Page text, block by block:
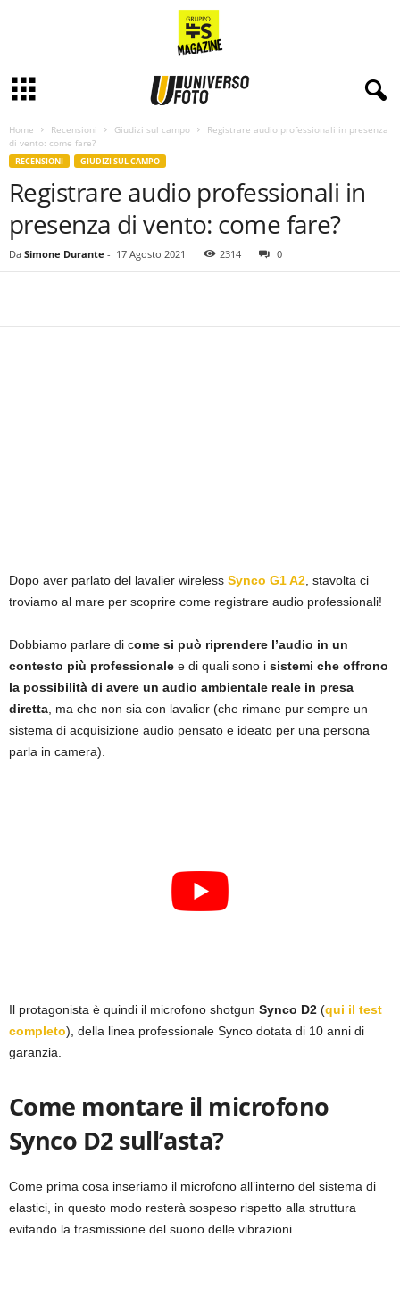
Home Recensioni Giudizi sul campo
Registrare audio professionali in presenza
di vento: come fare?
RECENSIONI GIUDIZI SUL CAMPO
Registrare audio professionali in
presenza di vento: come fare?
Da Simone Durante - 17 Agosto 2021 2314 0
Dopo aver parlato del lavalier wireless Synco G1 A2, stavolta ci
troviamo al mare per scoprire come registrare audio professionali!
Dobbiamo parlare di come si può riprendere l’audio in un
contesto più professionale e di quali sono i sistemi che offrono
la possibilità di avere un audio ambientale reale in presa
diretta, ma che non sia con lavalier (che rimane pur sempre un
sistema di acquisizione audio pensato e ideato per una persona
parla in camera).
Il protagonista è quindi il microfono shotgun Synco D2 (qui il test
completo), della linea professionale Synco dotata di 10 anni di
garanzia.
Come montare il microfono
Synco D2 sull’asta?
Come prima cosa inseriamo il microfono all’interno del sistema di
elastici, in questo modo resterà sospeso rispetto alla struttura
evitando la trasmissione del suono delle vibrazioni.